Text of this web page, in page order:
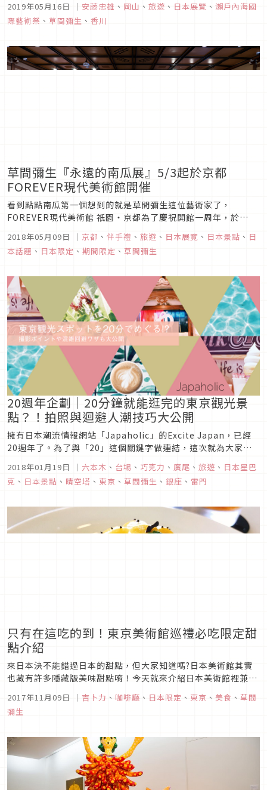
在總監北川富朗的策劃下，原來寧靜到有些寂寞的瀨戶內海湧入
了93萬名喜愛藝術的觀眾，讓這片曾經被遺忘的島嶼，透過藝術
2019年05月16日 ｜ 安藤忠雄 、 岡山 、 旅遊 、 日本展覽 、 瀨戶內海國
際藝術祭 、 草間彌生 、 香川
草間彌生『永遠的南瓜展』5/3起於京都
FOREVER現代美術館開催
看到點點南瓜第一個想到的就是草間彌生這位藝術家了，
FOREVER現代美術館 祇園・京都為了慶祝開館一周年，於
喜歡草間彌生的朋友若在這段期間造訪京都千萬不要錯過唷！
2018年05月09日 ｜ 京都 、 伴手禮 、 旅遊 、 日本展覽 、 日本景點 、 日
本話題 、 日本限定 、 期間限定 、 草間彌生
20週年企劃｜20分鐘就能逛完的東京觀光景
點？！拍照與迴避人潮技巧大公開
擁有日本潮流情報網站「Japaholic」的Excite Japan，已經
20週年了。為了與「20」這個關鍵字做連結，這次就為大家介
紹訪日外國人及日本人都相當推薦、而且20分鐘就能逛完的最新
東京觀光景點！每個東京觀光景點也會一併整理出各景點的拍照
小技巧以及可輕鬆避開人潮的時段，趕快來看看吧！
2018年01月19日 ｜ 六本木 、 台場 、 巧克力 、 廣尾 、 旅遊 、 日本星巴
克 、 日本景點 、 晴空塔 、 東京 、 草間彌生 、 銀座 、 雷門
只有在這吃的到！東京美術館巡禮必吃限定甜
點介紹
來日本決不能錯過日本的甜點，但大家知道嗎?日本美術館其實
也藏有許多隱藏版美味甜點唷！今天就來介紹日本美術館裡兼具
2017年11月09日 ｜ 吉卜力 、 咖啡廳 、 日本限定 、 東京 、 美食 、 草間
彌生